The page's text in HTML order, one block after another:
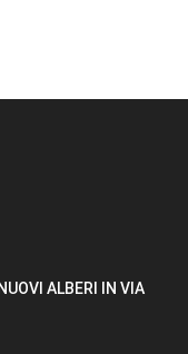
ALBERI IN VIA